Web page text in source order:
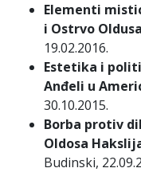
Elementi
i Ostrvo
19.02.2016.
Estetika i
Anđeli u
30.10.2015.
Borba protiv
Oldosa
Budinski,